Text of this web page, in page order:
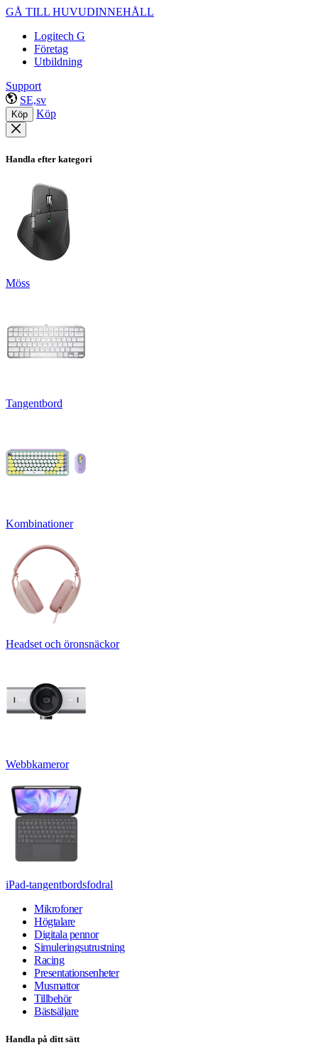
GÅ TILL HUVUDINNEHÅLL
Logitech G
Företag
Utbildning
Support
SE,sv
Köp Köp
Handla efter kategori
Möss
Tangentbord
Kombinationer
Headset och öronsnäckor
Webbkameror
iPad-tangentbordsfodral
Mikrofoner
Högtalare
Digitala pennor
Simuleringsutrustning
Racing
Presentationsenheter
Musmattor
Tillbehör
Bästsäljare
Handla på ditt sätt